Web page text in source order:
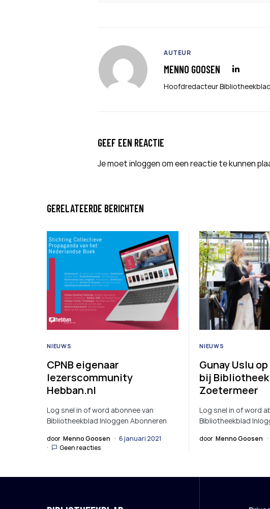
AUTEUR
MENNO GOOSEN
Hoofdredacteur Bibliotheekblad
GEEF EEN REACTIE
Je moetinloggenom een reactie te kunnen
GERELATEERDE BERICHTEN
NIEUWS
CPNB eigenaar
lezerscommunity
Hebban.nl
Log snel in of word abonnee van
Bibliotheekblad Inloggen Abonneren
door Menno Goosen
6 januari 2021
Geen reacties
NIEUWS
Gunay Uslu
bij Bibliotheek
Zoetermeer
Log snel in of word
Bibliotheekblad
door Menno Goosen